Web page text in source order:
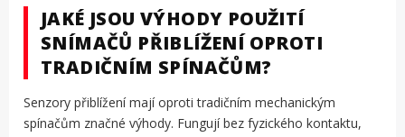
JAKÉ JSOU VÝHODY POUŽITÍ
SNÍMAČŮ PŘIBLÍŽENÍ OPROTI
TRADIČNÍM SPÍNAČŮM?
Senzory přiblížení mají oproti tradičním mechanickým
spínačům značné výhody. Fungují bez fyzického kontaktu,